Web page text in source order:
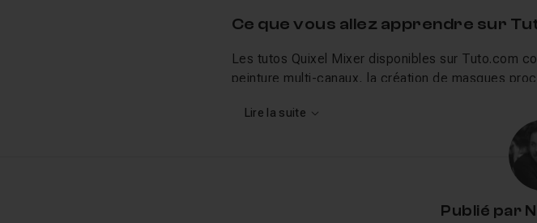
Ce que vous allez apprendre sur
Les tutos Quixel Mixer disponibles sur Tuto.com
peinture multi-canaux, la création de masques
Substance Painter ou aux
Epic Games a publié Quixel Mixer 2023.1, la
supprime toutes les fonctionnalités en ligne mais
Lire la suite
Publié par